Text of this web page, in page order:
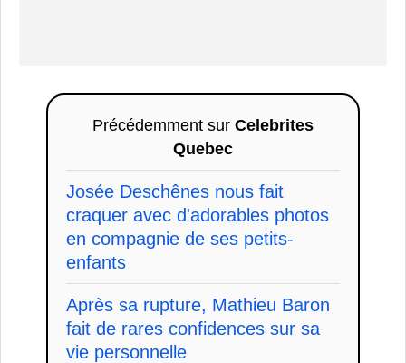
Précédemment sur Celebrites
Quebec
Josée Deschênes nous fait
craquer avec d'adorables photos
en compagnie de ses petits-
enfants
Après sa rupture, Mathieu Baron
fait de rares confidences sur sa
vie personnelle